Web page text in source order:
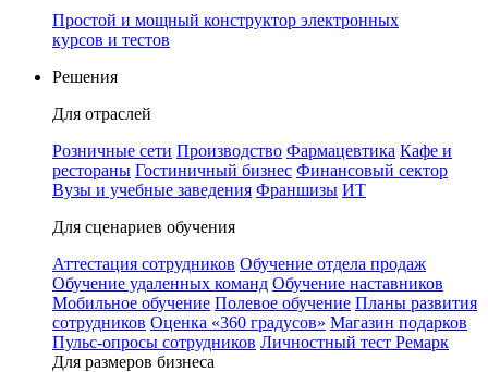
Простой и мощный конструктор электронных
курсов и тестов
Решения
Для отраслей
Розничные сети Производство Фармацевтика Кафе и
рестораны Гостиничный бизнес Финансовый сектор
Вузы и учебные заведения Франшизы ИТ
Для сценариев обучения
Аттестация сотрудников Обучение отдела продаж
Обучение удаленных команд Обучение наставников
Мобильное обучение Полевое обучение Планы развития
сотрудников Оценка «360 градусов» Магазин подарков
Пульс-опросы сотрудников Личностный тест Ремарк
Для размеров бизнеса